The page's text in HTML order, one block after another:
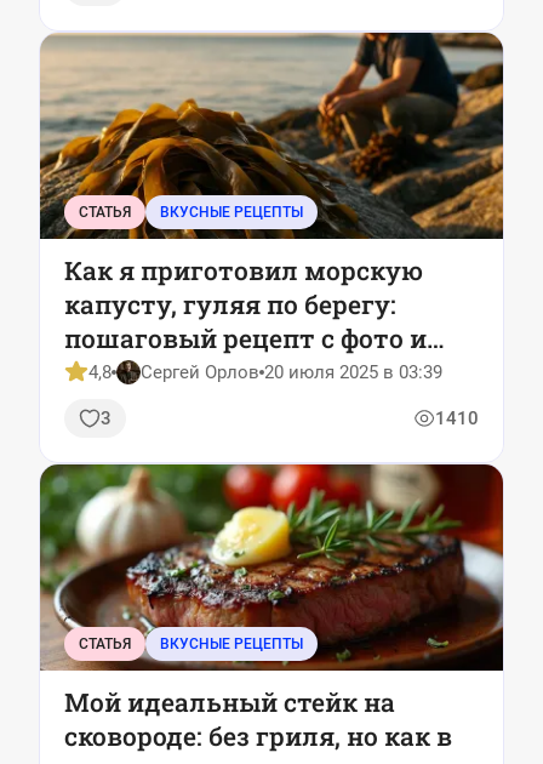
СТАТЬЯ ВКУСНЫЕ РЕЦЕПТЫ
Как я приготовил морскую
капусту, гуляя по берегу:
пошаговый рецепт с фото и
видео
4,8 Сергей Орлов 20 июля 2025 в 03:39
3 1410
СТАТЬЯ ВКУСНЫЕ РЕЦЕПТЫ
Мой идеальный стейк на
сковороде: без гриля, но как в